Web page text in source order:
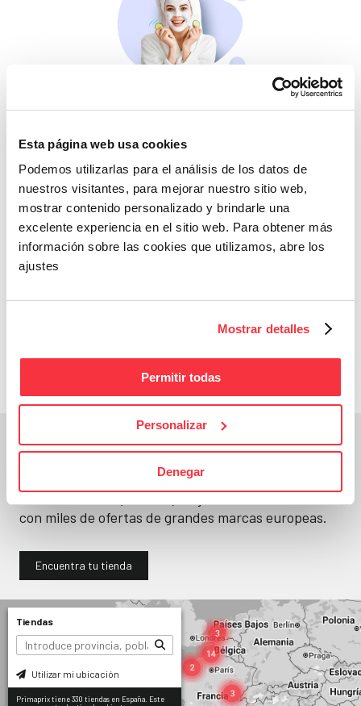
Esta página web usa cookies
Podemos utilizarlas para el análisis de los datos de
nuestros visitantes, para mejorar nuestro sitio web,
mostrar contenido personalizado y brindarle una
excelente experiencia en el sitio web. Para obtener más
información sobre las cookies que utilizamos, abre los
ajustes
Mostrar detalles
Permitir todas
Personalizar
Denegar
Belleza
Cazaofertas
Adelántate a todos y
En un segundo, la encuentras.
tiendas. Seguro que
con miles de ofertas de grandes marcas europeas.
Encuentra tu tienda
Tiendas
Utilizar mi ubicación
Primaprix tiene 330 tiendas en España. Este